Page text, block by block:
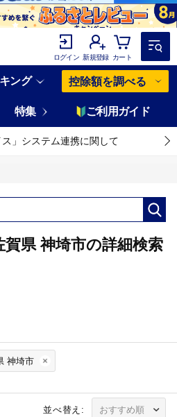
ログイン 新規登録 カート
ング 控除額を調べる
特集 ご利用ガイド
ス」システム連携に関して
県 神埼市の詳細検索
神埼市
並べ替え: